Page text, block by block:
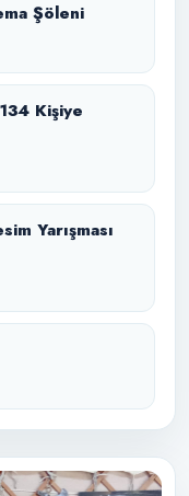
Şöleni
Kişiye
Yarışması